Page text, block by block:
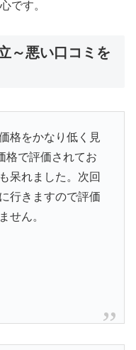
です。
～悪い口コミを
格をかなり低く見
格で評価されてお
呆れました。次回
行きますので評価
せん。